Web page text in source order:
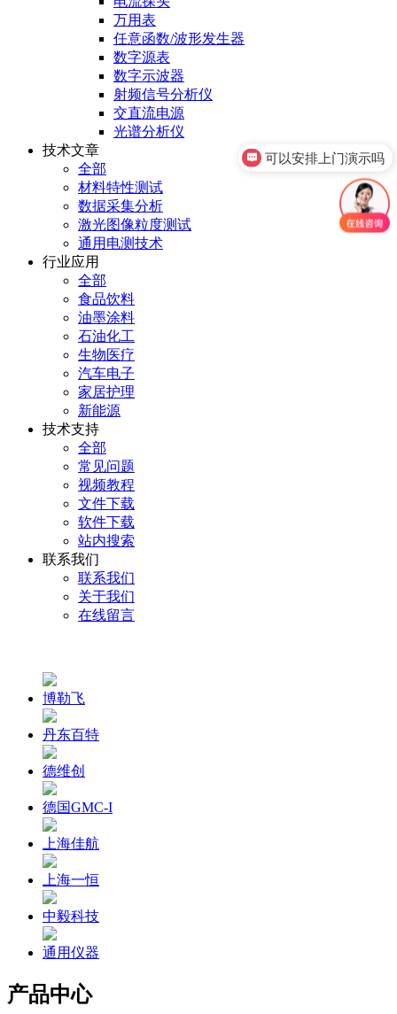
万用表
任意函数/波形发生器
数字源表
数字示波器
射频信号分析仪
交直流电源
光谱分析仪
技术文章
全部
材料特性测试
数据采集分析
激光图像粒度测试
通用电测技术
行业应用
全部
食品饮料
油墨涂料
石油化工
生物医疗
汽车电子
家居护理
新能源
技术支持
全部
常见问题
视频教程
文件下载
软件下载
站内搜索
联系我们
联系我们
关于我们
在线留言
博勒飞
丹东百特
德维创
德国GMC-I
上海佳航
上海一恒
中毅科技
通用仪器
产品中心
可以安排上门演示吗